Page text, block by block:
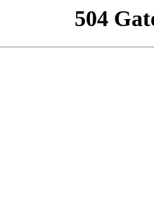
504